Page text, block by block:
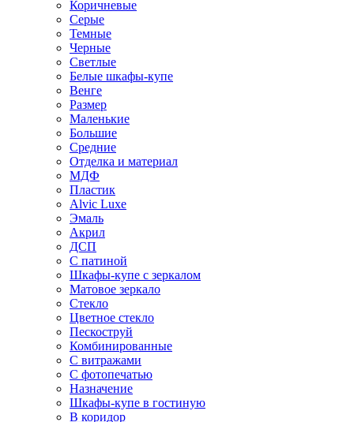
Коричневые
Серые
Темные
Черные
Светлые
Белые шкафы-купе
Венге
Размер
Маленькие
Большие
Средние
Отделка и материал
МДФ
Пластик
Alvic Luxe
Эмаль
Акрил
ДСП
С патиной
Шкафы-купе с зеркалом
Матовое зеркало
Стекло
Цветное стекло
Пескоструй
Комбинированные
С витражами
С фотопечатью
Назначение
Шкафы-купе в гостиную
В коридор